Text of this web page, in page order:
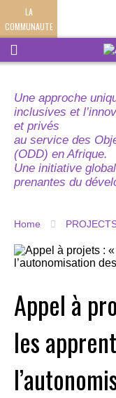
LA
COMMUNAUTE
Une approche
inclusives et
et privés
au service des
(ODD) en Afrique.
Une initiative
prenantes du
Home
Appel à
les